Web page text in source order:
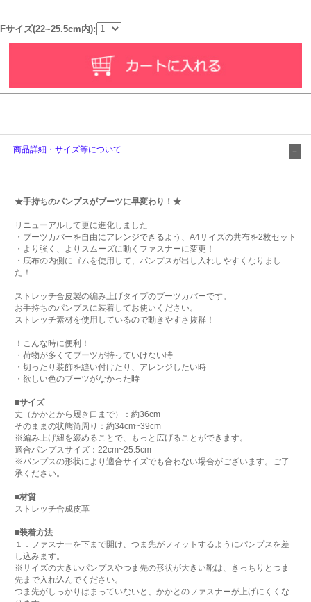
Fサイズ(22~25.5cm内):
商品詳細・サイズ等について
★手持ちのパンプスがブーツに早変わり！★
リニューアルして更に進化しました
・ブーツカバーを自由にアレンジできるよう、A4サイズの共布を2枚セット
・より強く、よりスムーズに動くファスナーに変更！
・底布の内側にゴムを使用して、パンプスが出し入れしやすくなりまし
た！
ストレッチ合皮製の編み上げタイプのブーツカバーです。
お手持ちのパンプスに装着してお使いください。
ストレッチ素材を使用しているので動きやすさ抜群！
！こんな時に便利！
・荷物が多くてブーツが持っていけない時
・切ったり装飾を縫い付けたり、アレンジしたい時
・欲しい色のブーツがなかった時
■サイズ
丈（かかとから履き口まで）：約36cm
そのままの状態筒周り：約34cm~39cm
※編み上げ紐を緩めることで、もっと広げることができます。
適合パンプスサイズ：22cm~25.5cm
※パンプスの形状により適合サイズでも合わない場合がございます。ご了
承ください。
■材質
ストレッチ合成皮革
■装着方法
１．ファスナーを下まで開け、つま先がフィットするようにパンプスを差
し込みます。
※サイズの大きいパンプスやつま先の形状が大きい靴は、きっちりとつま
先まで入れ込んでください。
つま先がしっかりはまっていないと、かかとのファスナーが上げにくくな